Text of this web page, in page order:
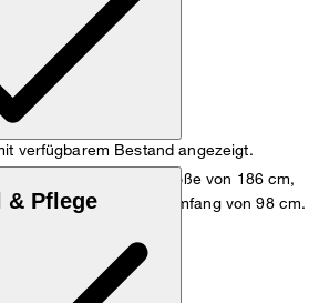
verfügbarem Bestand angezeigt.
M bei einer Körpergröße von 186 cm,
98 cm und einem Hüftumfang von 98 cm.
& Pflege